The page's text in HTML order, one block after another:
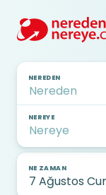
NEREDEN
NEREYE
NE ZAMAN